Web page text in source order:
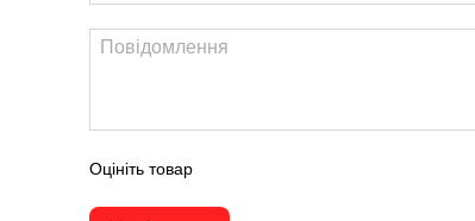
Оцініть товар